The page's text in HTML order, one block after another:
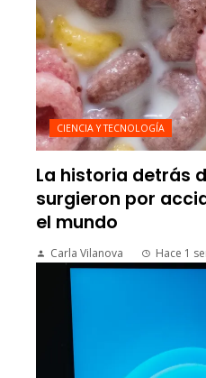
CIENCIA Y TECNOLOGÍA
La historia detrás
surgieron por
el mundo
Carla Vilanova Hace 1